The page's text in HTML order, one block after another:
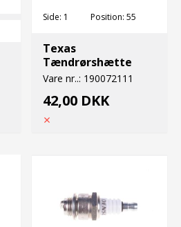
Side: 1 Position: 55
Texas
Tændrørshætte
Vare nr..: 190072111
42,00 DKK